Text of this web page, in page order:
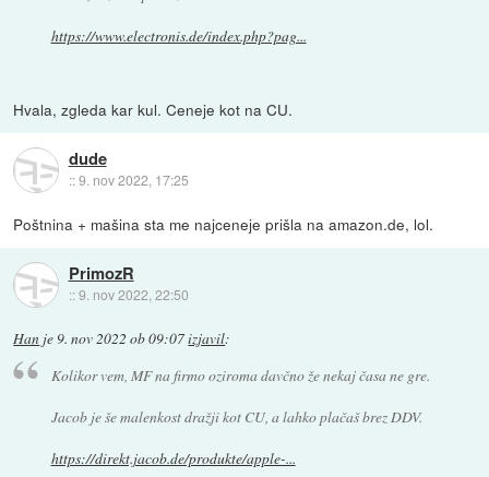
https://www.electronis.de/index.php?pag...
Hvala, zgleda kar kul. Ceneje kot na CU.
dude
::9. nov 2022, 17:25
Poštnina + mašina sta me najceneje prišla na amazon.de, lol.
PrimozR
::9. nov 2022, 22:50
Han je9. nov 2022 ob 09:07izjavil:
Kolikor vem, MF na firmo oziroma davčno že nekaj časa ne gre.
Jacob je še malenkost dražji kot CU, a lahko plačaš brez DDV.
https://direkt.jacob.de/produkte/apple-...